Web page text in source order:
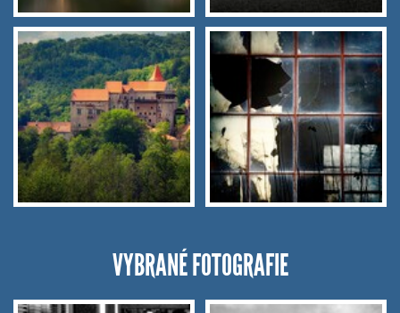
VYBRANÉ FOTOGRAFIE